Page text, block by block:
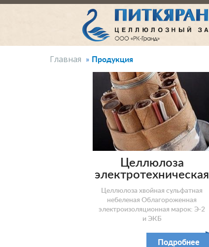
Главная Продукция
Целлюлоза
электротехническая
Целлюлоза хвойная сульфатная
небеленая Облагороженная
электроизоляционная марок: Э-2
и ЭКБ
Подробнее